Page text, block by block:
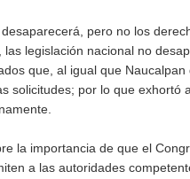
pero no los
legislación nacional no
que, al igual que Naucalpan
solicitudes; por lo que exhortó
la importancia de que el
a las autoridades